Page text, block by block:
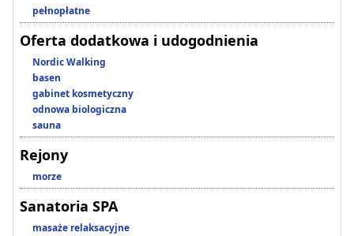
pełnopłatne
Oferta dodatkowa i udogodnienia
Nordic Walking
basen
gabinet kosmetyczny
odnowa biologiczna
sauna
Rejony
morze
Sanatoria SPA
masaże relaksacyjne